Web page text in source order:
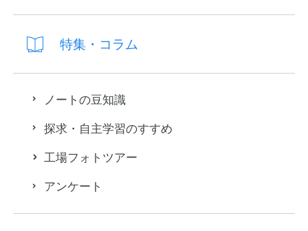
特集・コラム
ノートの豆知識
探求・自主学習のすすめ
工場フォトツアー
アンケート